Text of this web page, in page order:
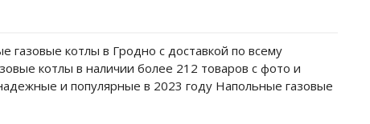
газовые котлы в Гродно с доставкой по всему
котлы в наличии более 212 товаров с фото и
и популярные в 2023 году Напольные газовые